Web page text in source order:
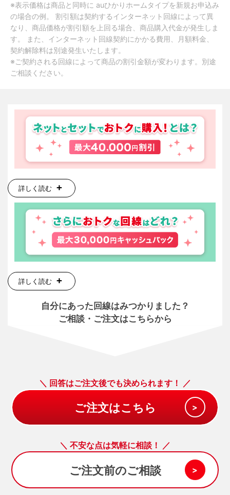
※表示価格は商品と同時に auひかりホームタイプを新規お申込み
の場合の例。 割引額は契約するインターネット回線によって異
なり、商品価格が割引額を上回る場合、商品購入代金が発生しま
す。 また、インターネット回線契約にかかる費用、月額料金、
契約解除料は別途発生いたします。
※ご契約される回線によって商品の割引金額が変わります。別途
ご相談ください。
詳しく読む
詳しく読む
自分にあった回線はみつかりました？
ご相談・ご注文はこちらから
＼ 回答はご注文後でも決められます！ ／
＼ 不安な点は気軽に相談！ ／
ご注文前のご相談